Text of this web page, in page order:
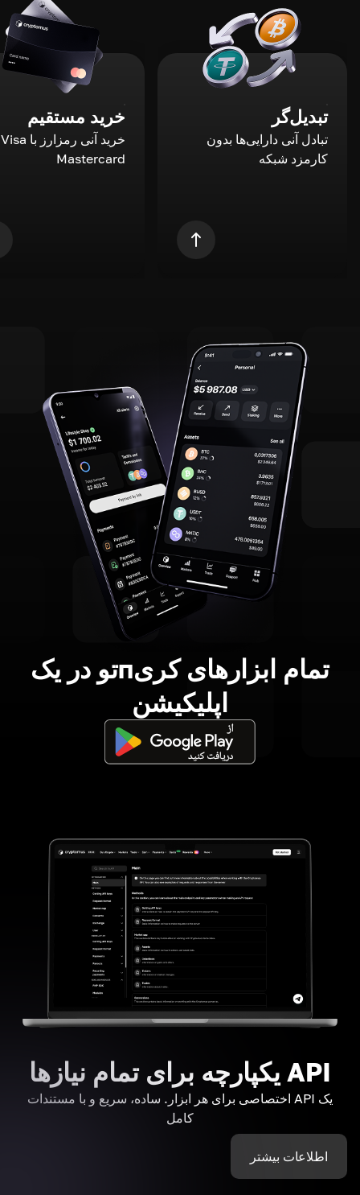
تبدیل‌گر
تبادل آنی دارایی‌ها بدون
کارمزد شبکه
خرید مستقیم
Mastercard
تمام ابزارهای کریпتو در یک
اپلیکیشن
API یکپارچه برای تمام نیازها
یک API اختصاصی برای هر ابزار. ساده، سریع و با مستندات
کامل
اطلاعات بیشتر